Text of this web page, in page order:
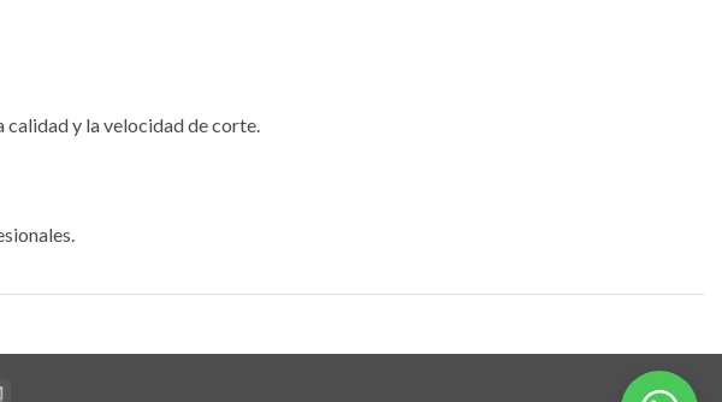
calidad y la velocidad de corte.